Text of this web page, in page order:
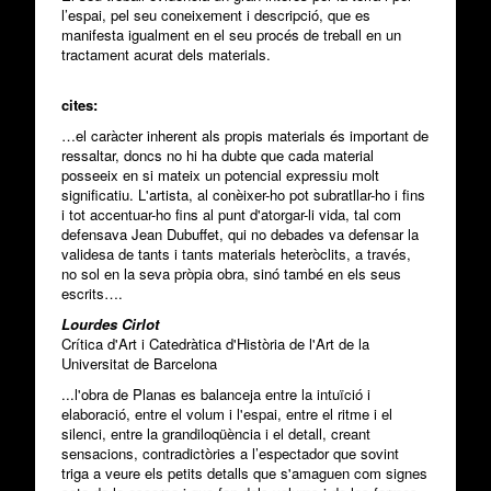
l’espai, pel seu coneixement i descripció, que es
manifesta igualment en el seu procés de treball en un
tractament acurat dels materials.
cites:
…el caràcter inherent als propis materials és important de
ressaltar, doncs no hi ha dubte que cada material
posseeix en si mateix un potencial expressiu molt
significatiu. L'artista, al conèixer-ho pot subratllar-ho i fins
i tot accentuar-ho fins al punt d'atorgar-li vida, tal com
defensava Jean Dubuffet, qui no debades va defensar la
validesa de tants i tants materials heteròclits, a través,
no sol en la seva pròpia obra, sinó també en els seus
escrits….
Lourdes Cirlot
Crítica d'Art i Catedràtica d'Història de l'Art de la
Universitat de Barcelona
...l'obra de Planas es balanceja entre la intuïció i
elaboració, entre el volum i l'espai, entre el ritme i el
silenci, entre la grandiloqüència i el detall, creant
sensacions, contradictòries a l’espectador que sovint
triga a veure els petits detalls que s'amaguen com signes